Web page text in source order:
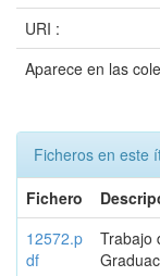
URI :
Aparece en las
Ficheros en este
Fichero
12572.p
df
Trabajo